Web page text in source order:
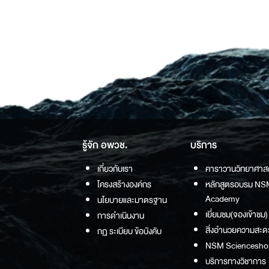
รู้จัก อพวช.
เกี่ยวกับเรา
โครงสร้างองค์กร
นโยบายและมาตรฐาน
การดำเนินงาน
กฏ ระเบียบ ข้อบังคับ
บริการ
คาราวานวิทยาศา
หลักสูตรอบรม
Academy
เยี่ยมชม(จองเข้าชม)
สิ่งอำนวยความสะ
NSM
บริการทางวิชาการ